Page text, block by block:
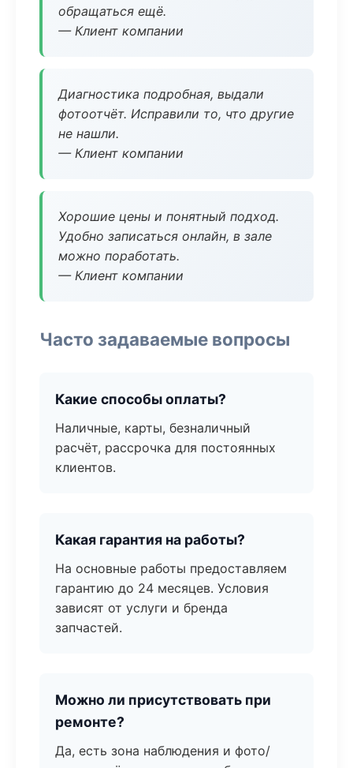
обращаться ещё.
— Клиент компании
Диагностика подробная, выдали
фотоотчёт. Исправили то, что другие
не нашли.
— Клиент компании
Хорошие цены и понятный подход.
Удобно записаться онлайн, в зале
можно поработать.
— Клиент компании
Часто задаваемые вопросы
Какие способы оплаты?
Наличные, карты, безналичный
расчёт, рассрочка для постоянных
клиентов.
Какая гарантия на работы?
На основные работы предоставляем
гарантию до 24 месяцев. Условия
зависят от услуги и бренда
запчастей.
Можно ли присутствовать при
ремонте?
Да, есть зона наблюдения и фото/